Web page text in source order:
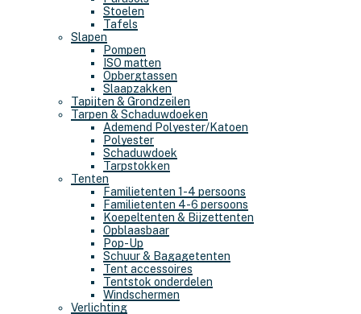
Stoelen
Tafels
Slapen
Pompen
ISO matten
Opbergtassen
Slaapzakken
Tapijten & Grondzeilen
Tarpen & Schaduwdoeken
Ademend Polyester/Katoen
Polyester
Schaduwdoek
Tarpstokken
Tenten
Familietenten 1-4 persoons
Familietenten 4-6 persoons
Koepeltenten & Bijzettenten
Opblaasbaar
Pop-Up
Schuur & Bagagetenten
Tent accessoires
Tentstok onderdelen
Windschermen
Verlichting